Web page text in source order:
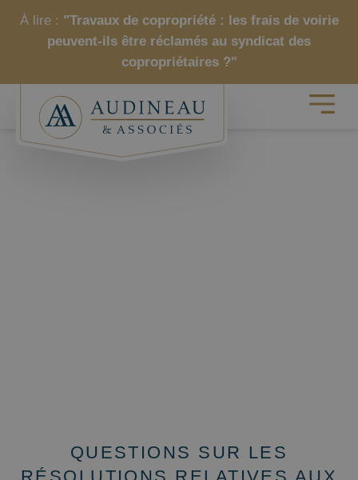
À lire : "Travaux de copropriété : les frais de voirie
peuvent-ils être réclamés au syndicat des
copropriétaires ?"
QUESTIONS SUR LES